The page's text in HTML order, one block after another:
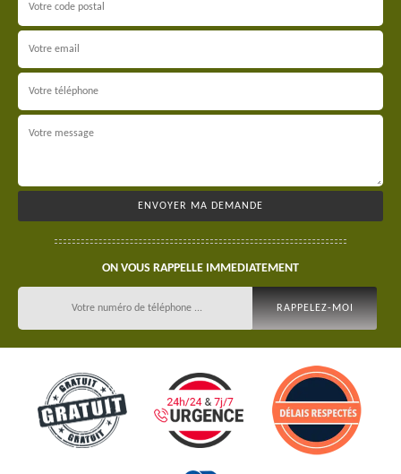
ON VOUS RAPPELLE IMMEDIATEMENT